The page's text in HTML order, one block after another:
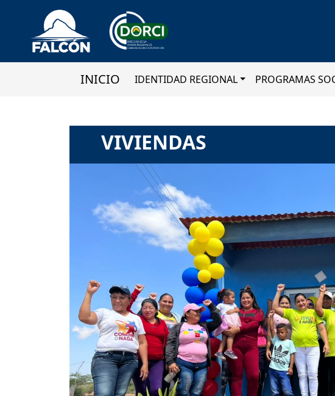
INICIO IDENTIDAD REGIONAL PROGRAMAS
VIVIENDAS
Previous